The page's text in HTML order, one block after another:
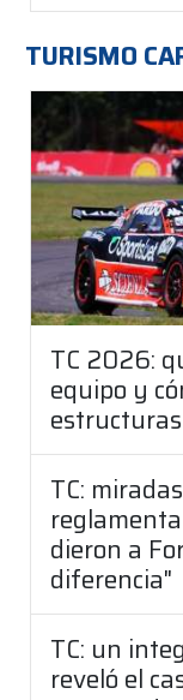
TURISMO
TC 2026:
equipo y
estructuras
TC:
dieron a
diferencia"
TC: un
reveló el